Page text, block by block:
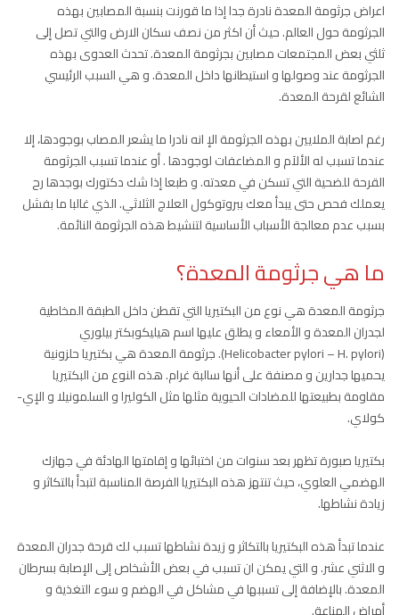
اعراض جرثومة المعدة نادرة جدا إذا ما قورنت بنسبة المصابين بهذه
الجرثومة حول العالم. حيث أن اكثر من نصف سكان الارض والتي تصل إلى
ثلثي بعض المجتمعات مصابين بجرثومة المعدة. تحدث العدوى بهذه
الجرثومة عند وصولها و استيطانها داخل المعدة. و هي السبب الرئيسي
الشائع لقرحة المعدة.
رغم اصابة الملايين بهذه الجرثومة الإ انه نادرا ما يشعر المصاب بوجودها، إلا
عندما تسبب له الألآم و المضاعفات لوجودها . أو عندما تسبب الجرثومة
القرحة للضحية التي تسكن في معدته. و طبعا إذا شك دكتورك بوجدها رح
يعملك فحص حتى يبدأ معك ببروتوكول العلاج الثلاثي. الذي غالبا ما بفشل
بسبب عدم معالجة الأسباب الأساسية لتنشيط هذه الجرثومة النائمة.
ما هي جرثومة المعدة؟
جرثومة المعدة هي نوع من البكتيريا التي تقطن داخل الطبقة المخاطية
لجدران المعدة و الأمعاء و يطلق عليها اسم هيليكوبكتر بيلوري
(Helicobacter pylori – H. pylori). جرثومة المعدة هي بكتيريا حلزونية
يحميها جدارين و مصنفة على أنها سالبة غرام. هذه النوع من البكتيريا
مقاومة بطبيعتها للمضادات الحيوية مثلها مثل الكوليرا و السلمونيلا و الإي-
كولاي.
بكتيريا صبورة تظهر بعد سنوات من اختبائها و إقامتها الهادئة في جهازك
الهضمي العلوي، حيث تنتهز هذه البكتيريا الفرصة المناسبة لتبدأ بالتكاثر و
زيادة نشاطها.
عندما تبدأ هذه البكتيريا بالتكاثر و زيدة نشاطها تسبب لك قرحة جدران المعدة
و الاثني عشر. و التي يمكن ان تسبب في بعض الأشخاص إلى الإصابة بسرطان
المعدة. بالإضافة إلى تسببها في مشاكل في الهضم و سوء التغذية و
أمراض المناعة.